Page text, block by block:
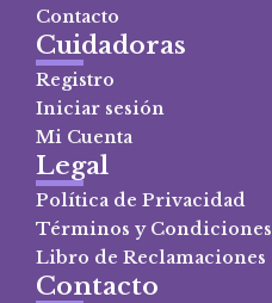
Contacto
Cuidadoras
Registro
Iniciar sesión
Mi Cuenta
Legal
Política de Privacidad
Términos y Condiciones
Libro de Reclamaciones
Contacto